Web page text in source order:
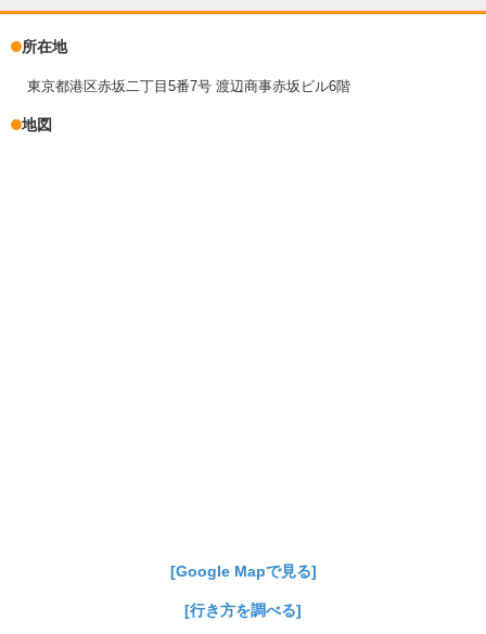
所在地
東京都港区赤坂二丁目5番7号 渡辺商事赤坂ビル6階
地図
[Google Mapで見る]
[行き方を調べる]